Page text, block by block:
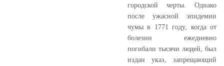
городской черты. Однако
после ужасной эпидемии
чумы в 1771 году, когда от
болезни ежедневно
погибали тысячи людей, был
издан указ, запрещающий